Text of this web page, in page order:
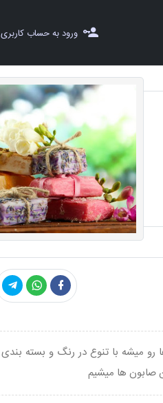
ورود به حساب کاربری
میشه با تنوع در رنگ و بسته بندی
صابون ها میشیم